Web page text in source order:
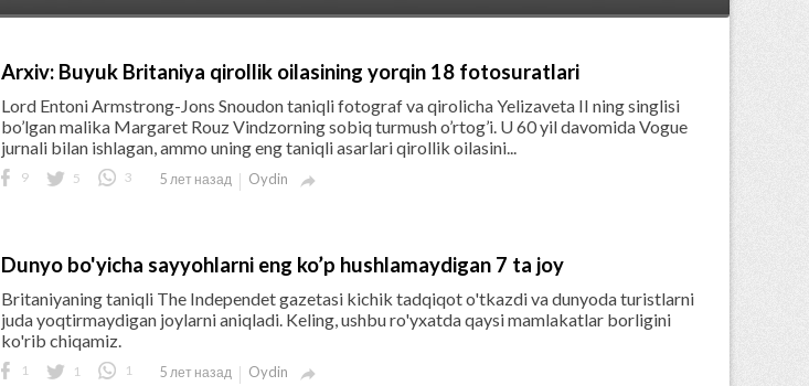
Arxiv: Buyuk Britaniya qirollik oilasining yorqin 18 fotosuratlari
Lord Entoni Armstrong-Jons Snoudon taniqli fotograf va qirolicha Yelizaveta II ning singlisi
bo’lgan malika Margaret Rouz Vindzorning sobiq turmush o’rtog’i. U 60 yil davomida Vogue
jurnali bilan ishlagan, ammo uning eng taniqli asarlari qirollik oilasini...
9 5 3 5 лет назад Oydin 
Dunyo bo'yicha sayyohlarni eng ko’p hushlamaydigan 7 ta joy
Britaniyaning taniqli The Independet gazetasi kichik tadqiqot o'tkazdi va dunyoda turistlarni
juda yoqtirmaydigan joylarni aniqladi. Keling, ushbu ro'yxatda qaysi mamlakatlar borligini
ko'rib chiqamiz.
1 1 1 5 лет назад Oydin 